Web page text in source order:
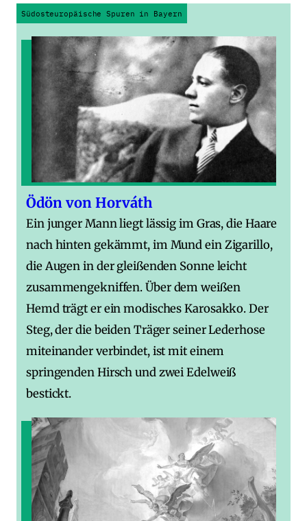
Südosteuropäische Spuren in Bayern
Ödön von Horváth
Ein junger Mann liegt lässig im Gras, die Haare
nach hinten gekämmt, im Mund ein Zigarillo,
die Augen in der gleißenden Sonne leicht
zusammengekniffen. Über dem weißen
Hemd trägt er ein modisches Karosakko. Der
Steg, der die beiden Träger seiner Lederhose
miteinander verbindet, ist mit einem
springenden Hirsch und zwei Edelweiß
bestickt.